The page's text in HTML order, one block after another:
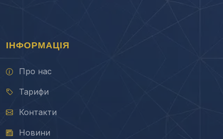
ІНФОРМАЦІЯ
Про нас
Тарифи
Контакти
Новини